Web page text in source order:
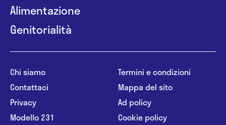
Alimentazione
Genitorialità
Chi siamo
Contattaci
Privacy
Modello 231
Termini e condizioni
Mappa del sito
Ad policy
Cookie policy